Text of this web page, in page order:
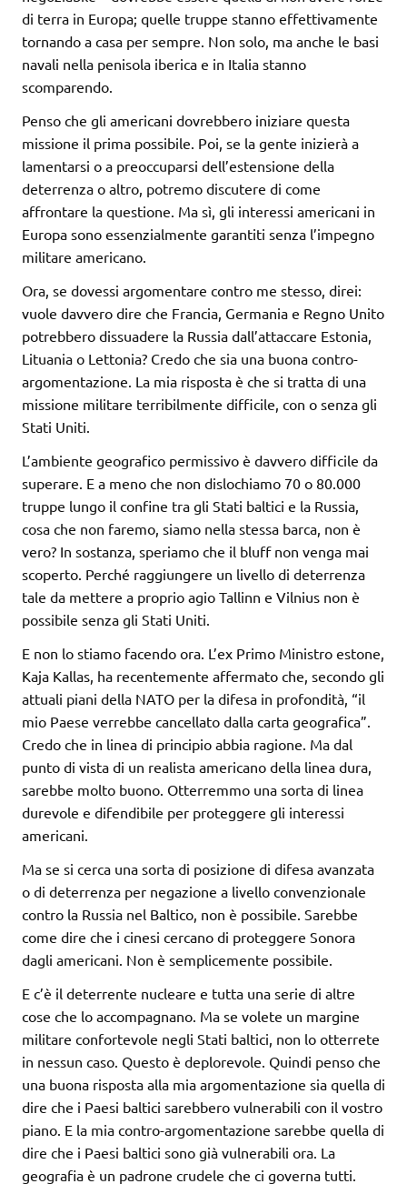
di terra in Europa; quelle truppe stanno effettivamente
tornando a casa per sempre. Non solo, ma anche le basi
navali nella penisola iberica e in Italia stanno
scomparendo.
Penso che gli americani dovrebbero iniziare questa
missione il prima possibile. Poi, se la gente inizierà a
lamentarsi o a preoccuparsi dell’estensione della
deterrenza o altro, potremo discutere di come
affrontare la questione. Ma sì, gli interessi americani in
Europa sono essenzialmente garantiti senza l’impegno
militare americano.
Ora, se dovessi argomentare contro me stesso, direi:
vuole davvero dire che Francia, Germania e Regno Unito
potrebbero dissuadere la Russia dall’attaccare Estonia,
Lituania o Lettonia? Credo che sia una buona contro-
argomentazione. La mia risposta è che si tratta di una
missione militare terribilmente difficile, con o senza gli
Stati Uniti.
L’ambiente geografico permissivo è davvero difficile da
superare. E a meno che non dislochiamo 70 o 80.000
truppe lungo il confine tra gli Stati baltici e la Russia,
cosa che non faremo, siamo nella stessa barca, non è
vero? In sostanza, speriamo che il bluff non venga mai
scoperto. Perché raggiungere un livello di deterrenza
tale da mettere a proprio agio Tallinn e Vilnius non è
possibile senza gli Stati Uniti.
E non lo stiamo facendo ora. L’ex Primo Ministro estone,
Kaja Kallas, ha recentemente affermato che, secondo gli
attuali piani della NATO per la difesa in profondità, “il
mio Paese verrebbe cancellato dalla carta geografica”.
Credo che in linea di principio abbia ragione. Ma dal
punto di vista di un realista americano della linea dura,
sarebbe molto buono. Otterremmo una sorta di linea
durevole e difendibile per proteggere gli interessi
americani.
Ma se si cerca una sorta di posizione di difesa avanzata
o di deterrenza per negazione a livello convenzionale
contro la Russia nel Baltico, non è possibile. Sarebbe
come dire che i cinesi cercano di proteggere Sonora
dagli americani. Non è semplicemente possibile.
E c’è il deterrente nucleare e tutta una serie di altre
cose che lo accompagnano. Ma se volete un margine
militare confortevole negli Stati baltici, non lo otterrete
in nessun caso. Questo è deplorevole. Quindi penso che
una buona risposta alla mia argomentazione sia quella di
dire che i Paesi baltici sarebbero vulnerabili con il vostro
piano. E la mia contro-argomentazione sarebbe quella di
dire che i Paesi baltici sono già vulnerabili ora. La
geografia è un padrone crudele che ci governa tutti.